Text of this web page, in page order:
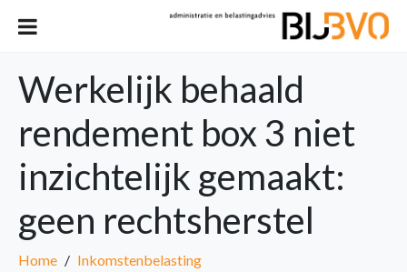
Werkelijk behaald
rendement box 3 niet
inzichtelijk gemaakt:
geen rechtsherstel
Home
Inkomstenbelasting